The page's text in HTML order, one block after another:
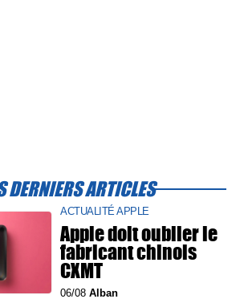
DERNIERS ARTICLES
ACTUALITÉ APPLE
Apple doit oublier le
fabricant chinois
CXMT
06/08Alban